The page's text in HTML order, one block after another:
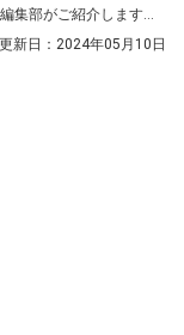
集部がご紹介します。
日間のみなので、気にな
更新日： 2024年05月10日